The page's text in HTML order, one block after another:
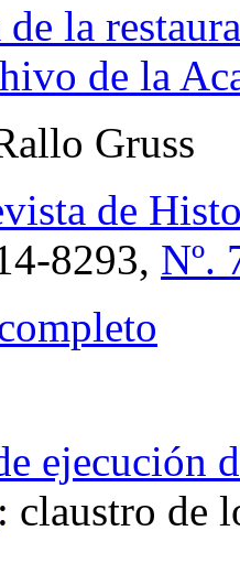
la
de la
Gruss
de
8293, Nº.
ejecución
: claustro de